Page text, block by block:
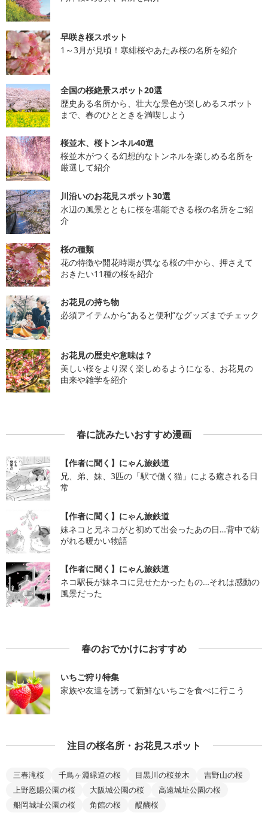
早咲き桜スポット
1～3月が見頃！寒緋桜やあたみ桜の名所を紹介
全国の桜絶景スポット20選
歴史ある名所から、壮大な景色が楽しめるスポット
まで、春のひとときを満喫しよう
桜並木、桜トンネル40選
桜並木がつくる幻想的なトンネルを楽しめる名所を
厳選して紹介
川沿いのお花見スポット30選
水辺の風景とともに桜を堪能できる桜の名所をご紹
介
桜の種類
花の特徴や開花時期が異なる桜の中から、押さえて
おきたい11種の桜を紹介
お花見の持ち物
必須アイテムから“あると便利”なグッズまでチェック
お花見の歴史や意味は？
美しい桜をより深く楽しめるようになる、お花見の
由来や雑学を紹介
春に読みたいおすすめ漫画
【作者に聞く】にゃん旅鉄道
兄、弟、妹、3匹の「駅で働く猫」による癒される日
常
【作者に聞く】にゃん旅鉄道
妹ネコと兄ネコがと初めて出会ったあの日…背中で紡
がれる暖かい物語
【作者に聞く】にゃん旅鉄道
ネコ駅長が妹ネコに見せたかったもの…それは感動の
風景だった
春のおでかけにおすすめ
いちご狩り特集
家族や友達を誘って新鮮ないちごを食べに行こう
注目の桜名所・お花見スポット
三春滝桜 千鳥ヶ淵緑道の桜 目黒川の桜並木
吉野山の桜
上野恩賜公園の桜
大阪城公園の桜
高遠城址公園の桜
船岡城址公園の桜
角館の桜 醍醐桜